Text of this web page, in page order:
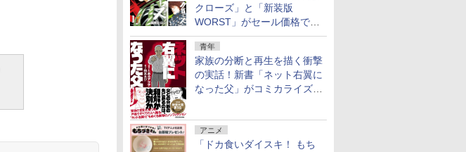
クローズ」と「新装版
WORST」がセール価格で販
売中！
青年
家族の分断と再生を描く衝撃
の実話！新書「ネット右翼に
なった父」がコミカライズ。
アニメ
「ドカ食いダイスキ！ もち